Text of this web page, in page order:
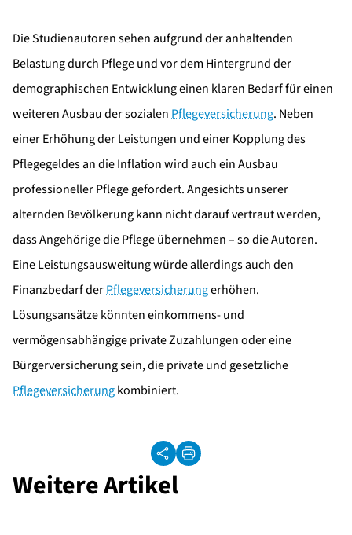
Die Studienautoren sehen aufgrund der anhaltenden
Belastung durch Pflege und vor dem Hintergrund der
demographischen Entwicklung einen klaren Bedarf für einen
weiteren Ausbau der sozialenPflegeversicherung. Neben
einer Erhöhung der Leistungen und einer Kopplung des
Pflegegeldes an die Inflation wird auch ein Ausbau
professioneller Pflege gefordert. Angesichts unserer
alternden Bevölkerung kann nicht darauf vertraut werden,
dass Angehörige die Pflege übernehmen – so die Autoren.
Eine Leistungsausweitung würde allerdings auch den
Finanzbedarf derPflegeversicherungerhöhen.
Lösungsansätze könnten einkommens- und
vermögensabhängige private Zuzahlungen oder eine
Bürgerversicherung sein, die private und gesetzliche
Pflegeversicherungkombiniert.
Weitere Artikel